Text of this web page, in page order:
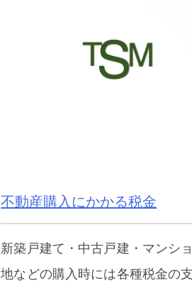
不動産購入にかかる税金
新築戸建て・中古戸建・マンシ
地などの購入時には各種税金の